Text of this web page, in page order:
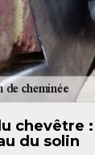
chevêtre
du solin